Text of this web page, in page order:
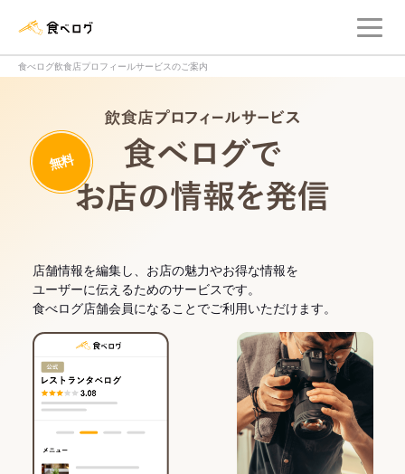
食べログ飲食店プロフィールサービスのご案内
無料
店舗情報を編集し、お店の魅力やお得な情報を
ユーザーに伝えるためのサービスです。
食べログ店舗会員になることでご利用いただけます。